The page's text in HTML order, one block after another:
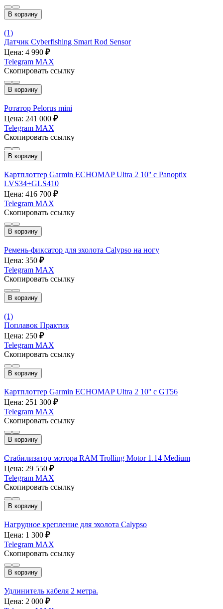
В корзину
(1)
Датчик Cyberfishing Smart Rod Sensor
Цена: 4 990 ₽
Telegram MAX
Скопировать ссылку
В корзину
Ротатор Pelorus mini
Цена: 241 000 ₽
Telegram MAX
Скопировать ссылку
В корзину
Картплоттер Garmin ECHOMAP Ultra 2 10'' с Panoptix
LVS34+GLS410
Цена: 416 700 ₽
Telegram MAX
Скопировать ссылку
В корзину
Ремень-фиксатор для эхолота Calypso на ногу
Цена: 350 ₽
Telegram MAX
Скопировать ссылку
В корзину
(1)
Поплавок Практик
Цена: 250 ₽
Telegram MAX
Скопировать ссылку
В корзину
Картплоттер Garmin ECHOMAP Ultra 2 10'' с GT56
Цена: 251 300 ₽
Telegram MAX
Скопировать ссылку
В корзину
Стабилизатор мотора RAM Trolling Motor 1.14 Medium
Цена: 29 550 ₽
Telegram MAX
Скопировать ссылку
В корзину
Нагрудное крепление для эхолота Calypso
Цена: 1 300 ₽
Telegram MAX
Скопировать ссылку
В корзину
Удлинитель кабеля 2 метра.
Цена: 2 000 ₽